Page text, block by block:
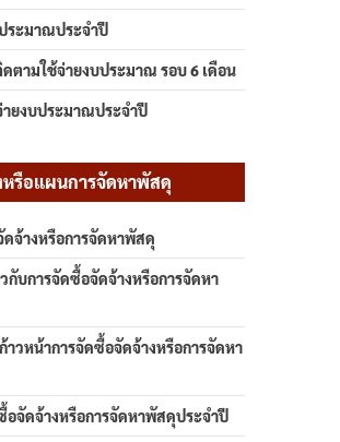
ระมาณประจำปี
ดตามใช้จ่ายงบประมาณ รอบ 6 เดือน
ายงบประมาณประจำปี
รือแผนการจัดหาพัสดุ
ดจ้างหรือการจัดหาพัสดุ
กับการจัดซื้อจัดจ้างหรือการจัดหา
าวหน้าการจัดซื้อจัดจ้างหรือการจัดหา
อจัดจ้างหรือการจัดหาพัสดุประจำปี